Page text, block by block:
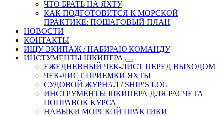
ЧТО БРАТЬ НА ЯХТУ
КАК ПОДГОТОВИТСЯ К МОРСКОЙ
ПРАКТИКЕ: ПОШАГОВЫЙ ПЛАН
НОВОСТИ
КОНТАКТЫ
ИЩУ ЭКИПАЖ / НАБИРАЮ КОМАНДУ
ИНСТУМЕНТЫ ШКИПЕРА
ЕЖЕДНЕВНЫЙ ЧЕК-ЛИСТ ПЕРЕД ВЫХОДОМ
ЧЕК-ЛИСТ ПРИЕМКИ ЯХТЫ
СУДОВОЙ ЖУРНАЛ / SHIP’S LOG
ИНСТРУМЕНТЫ ШКИПЕРА ДЛЯ РАСЧЕТА
ПОПРАВОК КУРСА
НАВЫКИ МОРСКОЙ ПРАКТИКИ